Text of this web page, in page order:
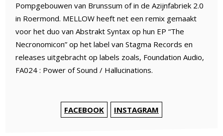
Pompgebouwen van Brunssum of in de Azijnfabriek 2.0
in Roermond. MELLOW heeft net een remix gemaakt
voor het duo van Abstrakt Syntax op hun EP “The
Necronomicon” op het label van Stagma Records en
releases uitgebracht op labels zoals, Foundation Audio,
FA024 : Power of Sound / Hallucinations.
FACEBOOK INSTAGRAM